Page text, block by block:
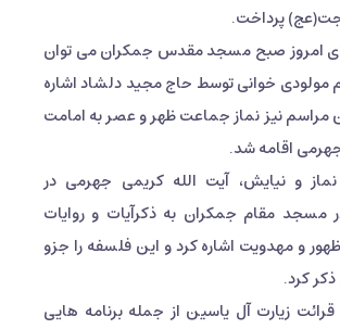
پرداخت.
های امروز صبح مسجد مقدس جمکران می توان
مولودی خوانی توسط حاج مجید دلشاد اشاره
مراسم نیز نماز جماعت ظهر و عصر به امامت
اقامه شد.
و نیایش، آیت الله کریمی جهرمی در
مسجد مقام جمکران به ذکرآیات و روایات
و مهدویت اشاره کرد و این فلسفه را جزو
کرد.
زیارت آل یاسین از جمله برنامه هایی